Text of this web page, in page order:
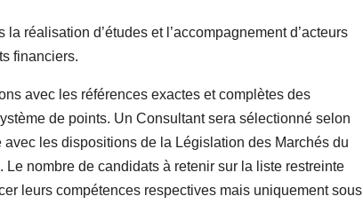
réalisation d’études et l’accompagnement d’acteurs
financiers.
avec les références exactes et complètes des
de points. Un Consultant sera sélectionné selon
les dispositions de la Législation des Marchés du
nombre de candidats à retenir sur la liste restreinte
leurs compétences respectives mais uniquement sous